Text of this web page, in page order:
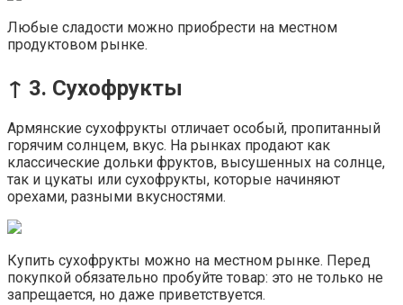
Любые сладости можно приобрести на местном
продуктовом рынке.
↑ 3. Сухофрукты
Армянские сухофрукты отличает особый, пропитанный
горячим солнцем, вкус. На рынках продают как
классические дольки фруктов, высушенных на солнце,
так и цукаты или сухофрукты, которые начиняют
орехами, разными вкусностями.
Купить сухофрукты можно на местном рынке. Перед
покупкой обязательно пробуйте товар: это не только не
запрещается, но даже приветствуется.